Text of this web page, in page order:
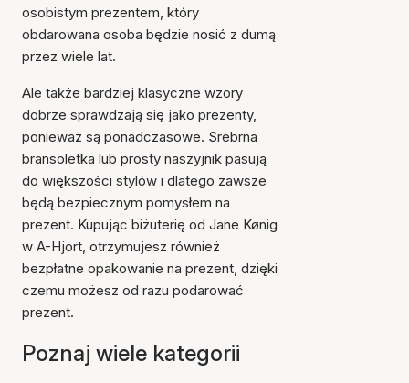
osobistym prezentem, który
obdarowana osoba będzie nosić z dumą
przez wiele lat.
Ale także bardziej klasyczne wzory
dobrze sprawdzają się jako prezenty,
ponieważ są ponadczasowe. Srebrna
bransoletka lub prosty naszyjnik pasują
do większości stylów i dlatego zawsze
będą bezpiecznym pomysłem na
prezent. Kupując biżuterię od Jane Kønig
w A-Hjort, otrzymujesz również
bezpłatne opakowanie na prezent, dzięki
czemu możesz od razu podarować
prezent.
Poznaj wiele kategorii